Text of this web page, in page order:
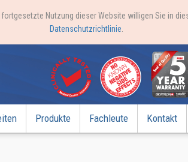
Nutzung dieser Website willigen Sie in
Datenschutzrichtlinie
Produkte Fachleute Kontakt